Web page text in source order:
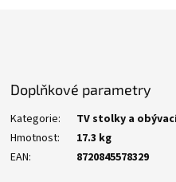
Doplňkové parametry
Kategorie:
TV stolky a
Hmotnost:
17.3 kg
EAN: 8720845578329